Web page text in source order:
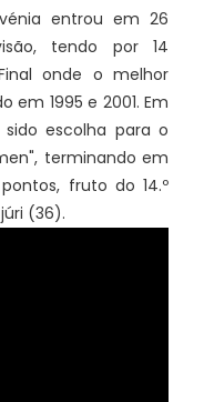
entrou em 26
tendo por 14
onde o melhor
em 1995 e 2001. Em
sido escolha para o
terminando em
fruto do 14.º
(36).